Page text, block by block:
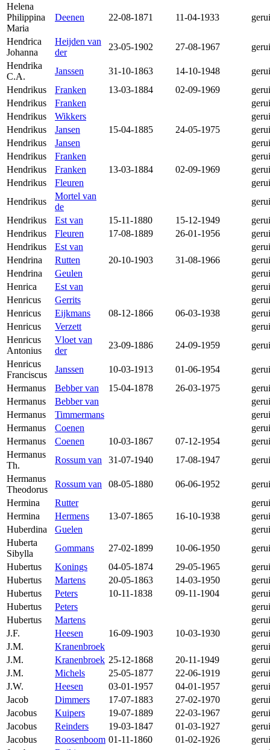
Helena
Philippina
Maria
Deenen 22-08-1871 11-04-1933
Hendrica
Johanna
Heijden van
der
23-05-1902 27-08-1967
Hendrika
C.A.
Janssen 31-10-1863 14-10-1948
Hendrikus
Franken 13-03-1884 02-09-1969
Hendrikus
Franken
Hendrikus
Wikkers
Hendrikus
Jansen 15-04-1885 24-05-1975
Hendrikus
Jansen
Hendrikus
Franken
Hendrikus
Franken 13-03-1884 02-09-1969
Hendrikus
Fleuren
Hendrikus
Mortel van
de
Hendrikus
Est van 15-11-1880 15-12-1949
Hendrikus
Fleuren 17-08-1889 26-01-1956
Hendrikus
Est van
Hendrina
Rutten 20-10-1903 31-08-1966
Hendrina
Geulen
Henrica
Est van
Henricus
Gerrits
Henricus
Eijkmans 08-12-1866 06-03-1938
Henricus
Verzett
Henricus
Antonius
Vloet van
der
23-09-1886 24-09-1959
Henricus
Franciscus
Janssen 10-03-1913 01-06-1954
Hermanus
Bebber van 15-04-1878 26-03-1975
Hermanus
Bebber van
Hermanus
Timmermans
Hermanus
Coenen
Hermanus
Coenen 10-03-1867 07-12-1954
Hermanus
Th.
Rossum van 31-07-1940 17-08-1947
Hermanus
Theodorus
Rossum van 08-05-1880 06-06-1952
Hermina
Rutter
Hermina
Hermens 13-07-1865 16-10-1938
Huberdina
Guelen
Huberta
Sibylla
Gommans 27-02-1899 10-06-1950
Hubertus
Konings 04-05-1874 29-05-1965
Hubertus
Martens 20-05-1863 14-03-1950
Hubertus
Peters 10-11-1838 09-11-1904
Hubertus
Peters
Hubertus
Martens
J.F.
Heesen 16-09-1903 10-03-1930
J.M.
Kranenbroek
J.M.
Kranenbroek 25-12-1868 20-11-1949
J.M.
Michels 25-05-1877 22-06-1919
J.W.
Heesen 03-01-1957 04-01-1957
Jacob
Dimmers 17-07-1883 27-02-1970
Jacobus
Kuipers 19-07-1889 22-03-1967
Jacobus
Reinders 19-03-1847 01-03-1927
Jacobus
Roosenboom 01-11-1860 01-02-1926